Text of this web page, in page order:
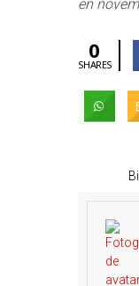
en
0
SHARES